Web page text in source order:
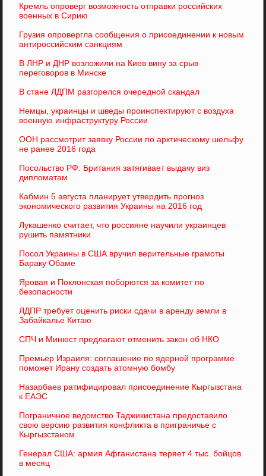
Кремль опроверг возможность отправки российских
военных в Сирию
Грузия опровергла сообщения о присоединении к новым
антироссийским санкциям
В ЛНР и ДНР возложили на Киев вину за срыв
переговоров в Минске
В стане ЛДПМ разгорелся очередной скандал
Немцы, украинцы и шведы проинспектируют с воздуха
военную инфраструктуру России
ООН рассмотрит заявку России по арктическому шельфу
не ранее 2016 года
Посольство РФ: Британия затягивает выдачу виз
дипломатам
Кабмин 5 августа планирует утвердить прогноз
экономического развития Украины на 2016 год
Лукашенко считает, что россияне научили украинцев
рушить памятники
Посол Украины в США вручил верительные грамоты
Бараку Обаме
Яровая и Поклонская поборются за комитет по
безопасности
ЛДПР требует оценить риски сдачи в аренду земли в
Забайкалье Китаю
СПЧ и Минюст предлагают отменить закон об НКО
Премьер Израиля: соглашение по ядерной программе
поможет Ирану создать атомную бомбу
Назарбаев ратифицировал присоединение Кыргызстана
к ЕАЭС
Пограничное ведомство Таджикистана предоставило
свою версию развития конфликта в приграничье с
Кыргызстаном
Генерал США: армия Афганистана теряет 4 тыс. бойцов
в месяц